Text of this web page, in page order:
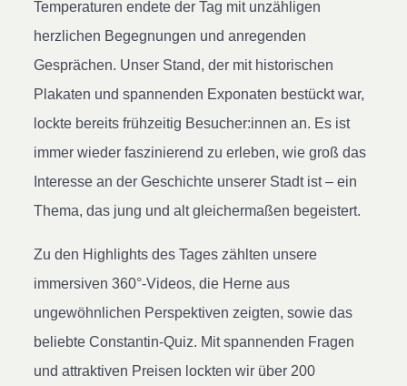
Temperaturen endete der Tag mit unzähligen
herzlichen Begegnungen und anregenden
Gesprächen. Unser Stand, der mit historischen
Plakaten und spannenden Exponaten bestückt war,
lockte bereits frühzeitig Besucher:innen an. Es ist
immer wieder faszinierend zu erleben, wie groß das
Interesse an der Geschichte unserer Stadt ist – ein
Thema, das jung und alt gleichermaßen begeistert.
Zu den Highlights des Tages zählten unsere
immersiven 360°-Videos, die Herne aus
ungewöhnlichen Perspektiven zeigten, sowie das
beliebte Constantin-Quiz. Mit spannenden Fragen
und attraktiven Preisen lockten wir über 200